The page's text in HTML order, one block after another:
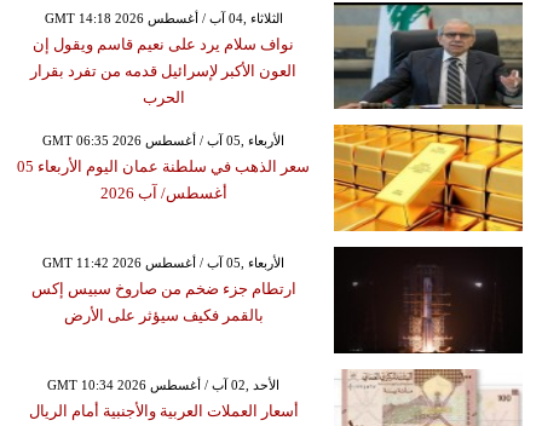
GMT 14:18 2026 الثلاثاء ,04 آب / أغسطس
نواف سلام يرد على نعيم قاسم ويقول إن
العون الأكبر لإسرائيل قدمه من تفرد بقرار
الحرب
GMT 06:35 2026 الأربعاء ,05 آب / أغسطس
سعر الذهب في سلطنة عمان اليوم الأربعاء 05
أغسطس/ آب 2026
GMT 11:42 2026 الأربعاء ,05 آب / أغسطس
ارتطام جزء ضخم من صاروخ سبيس إكس
بالقمر فكيف سيؤثر على الأرض
GMT 10:34 2026 الأحد ,02 آب / أغسطس
أسعار العملات العربية والأجنبية أمام الريال